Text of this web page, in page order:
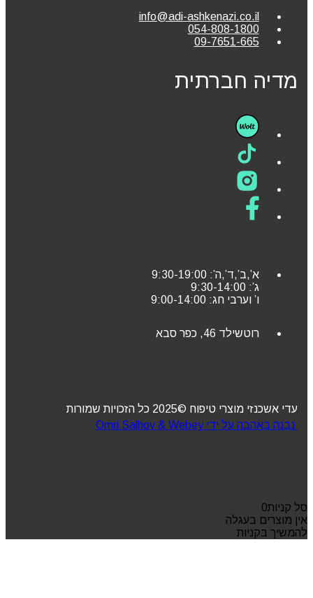
info@adi-ashkenazi.co.il
054-808-1800
09-7651-665
מדיה חברתית
א’,ב’,ד’,ה’: 9:30-19:00
ג’: 9:30-14:00
ו’ וערבי חג: 9:00-14:00
רוטשילד 46, כפר סבא
עדי אשכנזי מוצרי טיפוח ©2025 כל הזכויות שמורות
נבנה באהבה על ידי Omri Salhov & Webey
סל קניות0
אין מוצרים בעגלה
להמשיך בקניות